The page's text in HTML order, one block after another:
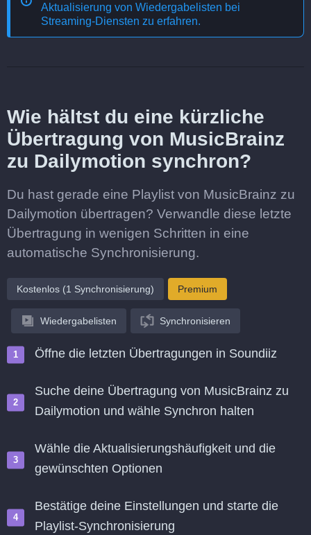
Aktualisierung von Wiedergabelisten bei
Streaming-Diensten zu erfahren.
Wie hältst du eine kürzliche
Übertragung von MusicBrainz
zu Dailymotion synchron?
Du hast gerade eine Playlist von MusicBrainz zu
Dailymotion übertragen? Verwandle diese letzte
Übertragung in wenigen Schritten in eine
automatische Synchronisierung.
Kostenlos (1 Synchronisierung) Premium
Wiedergabelisten Synchronisieren
Öffne die letzten Übertragungen in Soundiiz
Suche deine Übertragung von MusicBrainz zu
Dailymotion und wähle Synchron halten
Wähle die Aktualisierungshäufigkeit und die
gewünschten Optionen
Bestätige deine Einstellungen und starte die
Playlist-Synchronisierung